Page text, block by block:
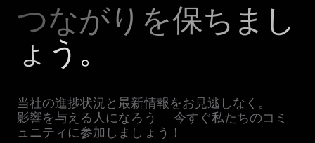
つながりを保ちまし
ょう。
当社の進捗状況と最新情報をお見逃しなく。
影響を与える人になろう — 今すぐ私たちのコミ
ュニティに参加しましょう！